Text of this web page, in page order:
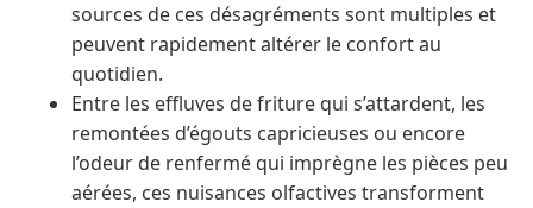
sources de ces désagréments sont multiples et
peuvent rapidement altérer le confort au
quotidien.
Entre les effluves de friture qui s’attardent, les
remontées d’égouts capricieuses ou encore
l’odeur de renfermé qui imprègne les pièces peu
aérées, ces nuisances olfactives transforment